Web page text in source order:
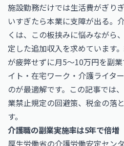
施設勤務だけでは生活費がぎり
いすぎたら本業に支障が出る。
くは、この板挟みに悩みながら
定した追加収入を求めています
が疲弊せずに月5〜10万円を副
イト・在宅ワーク・介護ライタ
のが最適解です。この記事では
業禁止規定の回避策、税金の落
す。
介護職の副業実施率は5年で倍増
厚生労働省の介護労働安定セン